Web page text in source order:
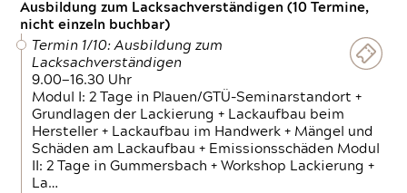
Ausbildung zum Lacksachverständigen (10 Termine,
nicht einzeln buchbar)
Termin 1/10: Ausbildung zum
Lacksachverständigen
9.00—16.30 Uhr
Modul I: 2 Tage in Plauen/GTÜ-Seminarstandort +
Grundlagen der Lackierung + Lackaufbau beim
Hersteller + Lackaufbau im Handwerk + Mängel und
Schäden am Lackaufbau + Emissionsschäden Modul
II: 2 Tage in Gummersbach + Workshop Lackierung +
La…